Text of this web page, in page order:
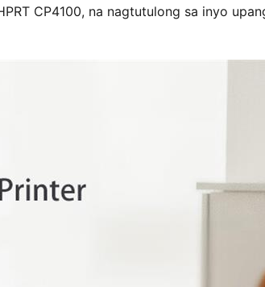
CP4100, na nagtutulong sa inyo